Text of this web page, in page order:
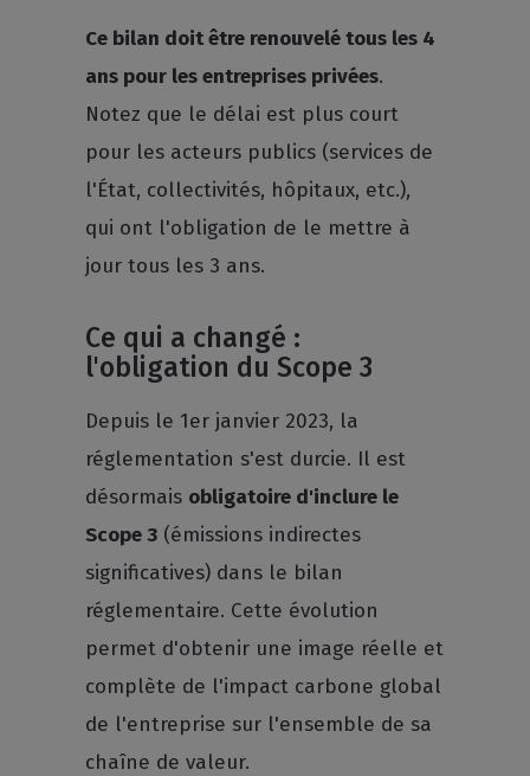
Ce bilan doit être renouvelé tous les 4
ans pour les entreprises privées.
Notez que le délai est plus court
pour les acteurs publics (services de
l'État, collectivités, hôpitaux, etc.),
qui ont l'obligation de le mettre à
jour tous les 3 ans.
Ce qui a changé :
l'obligation du Scope 3
Depuis le 1er janvier 2023, la
réglementation s'est durcie. Il est
désormais obligatoire d'inclure le
Scope 3 (émissions indirectes
significatives) dans le bilan
réglementaire. Cette évolution
permet d'obtenir une image réelle et
complète de l'impact carbone global
de l'entreprise sur l'ensemble de sa
chaîne de valeur.